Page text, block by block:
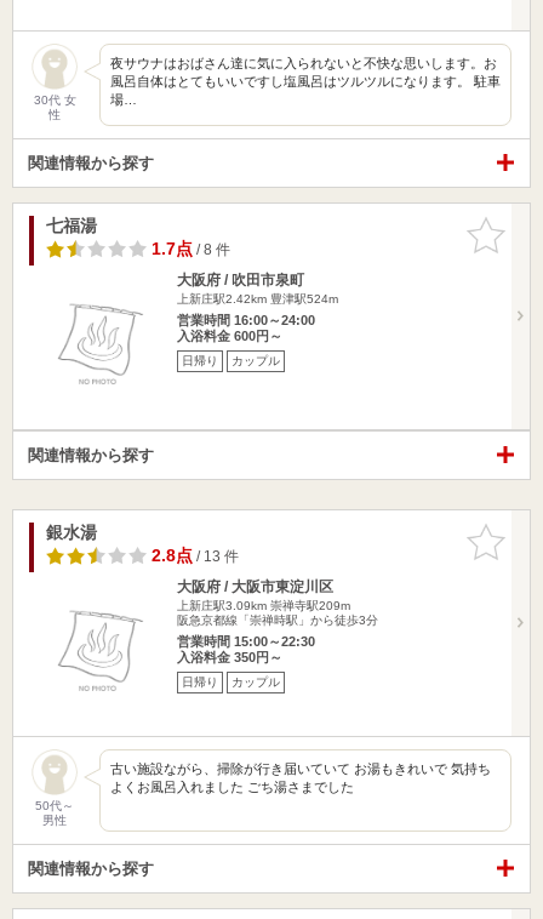
30代 女
性
夜サウナはおばさん達に気に入られないと不快な思いします。お
風呂自体はとてもいいですし塩風呂はツルツルになります。 駐車
場…
関連情報から探す
お気に入
りに追加
七福湯
1.7点/ 8 件
大阪府 / 吹田市泉町
上新庄駅2.42km 豊津駅524m
営業時間 16:00～24:00
入浴料金 600円～
日帰り カップル
関連情報から探す
お気に入
りに追加
銀水湯
2.8点/ 13 件
大阪府 / 大阪市東淀川区
上新庄駅3.09km 崇禅寺駅209m
阪急京都線「崇禅時駅」から徒歩3分
営業時間 15:00～22:30
入浴料金 350円～
日帰り カップル
50代～
男性
古い施設ながら、掃除が行き届いていて お湯もきれいで 気持ち
よくお風呂入れました ごち湯さまでした
関連情報から探す